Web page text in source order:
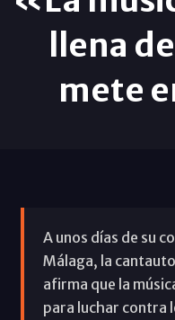
llena
mete
A unos días de su
Málaga, la
afirma que la
para luchar contra